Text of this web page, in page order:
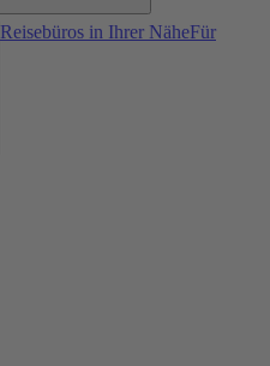
Reisebüros in Ihrer NäheFür